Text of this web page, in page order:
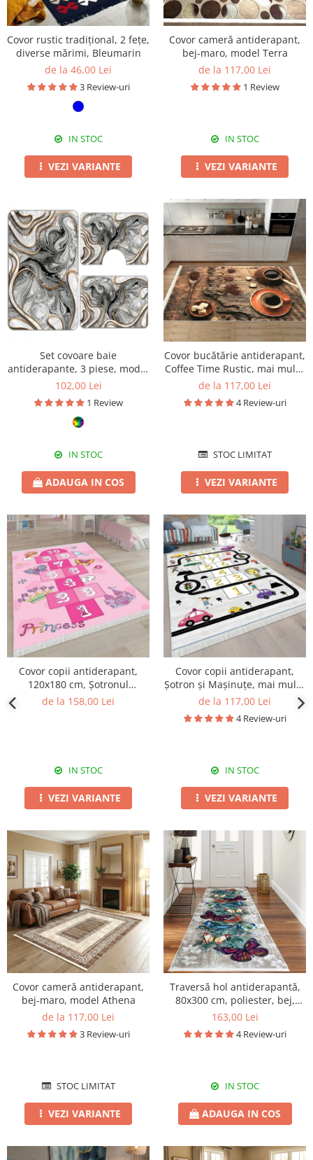
Covor rustic tradițional, 2 fețe,
diverse mărimi, Bleumarin
de la 46,00 Lei
3 Review-uri
IN STOC
VEZI VARIANTE
Covor cameră antiderapant,
bej-maro, model Terra
de la 117,00 Lei
1 Review
IN STOC
VEZI VARIANTE
Set covoare baie
antiderapante, 3 piese, model
abstract gri cu accente aurii
102,00 Lei
1 Review
IN STOC
ADAUGA IN COS
Covor bucătărie antiderapant,
Coffee Time Rustic, mai multe
dimensiuni
de la 117,00 Lei
4 Review-uri
STOC LIMITAT
VEZI VARIANTE
Covor copii antiderapant,
120x180 cm, Șotronul
Prințesei
de la 158,00 Lei
IN STOC
VEZI VARIANTE
Covor copii antiderapant,
Șotron și Mașinuțe, mai multe
dimensiuni
de la 117,00 Lei
4 Review-uri
IN STOC
VEZI VARIANTE
Covor cameră antiderapant,
bej-maro, model Athena
de la 117,00 Lei
3 Review-uri
STOC LIMITAT
VEZI VARIANTE
Traversă hol antiderapantă,
80x300 cm, poliester, bej,
model fluturi
163,00 Lei
4 Review-uri
IN STOC
ADAUGA IN COS